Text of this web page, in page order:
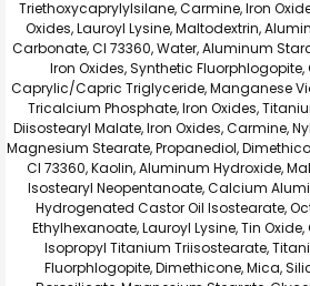
Triethoxycaprylylsilane, Carmine, Iron
Oxides, Lauroyl Lysine, Maltodextrin,
Carbonate, CI 73360, Water, Aluminum
Iron Oxides, Synthetic
Caprylic/Capric Triglyceride, Manganese
Tricalcium Phosphate, Iron Oxides,
Diisostearyl Malate, Iron Oxides, Carmine,
Magnesium Stearate, Propanediol,
CI 73360, Kaolin, Aluminum Hydroxide,
Isostearyl Neopentanoate, Calcium
Hydrogenated Castor Oil Isostearate,
Ethylhexanoate, Lauroyl Lysine, Tin
Isopropyl Titanium Triisostearate,
Fluorphlogopite, Dimethicone, Mica,